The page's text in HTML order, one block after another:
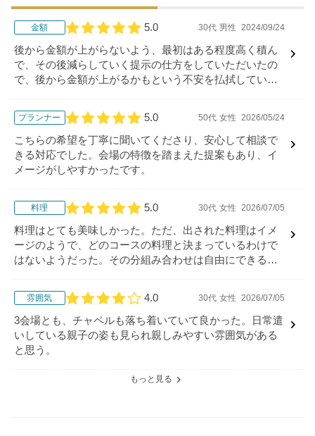
金額
口コミ評価
5.0 30代 男性 2024/09/24
後から金額が上がらないよう、最初はある程度高く積ん
で、その後減らしていく提示の仕方をしていただいたの
で、後から金額が上がるかもという不安を払拭していた
プランナー
口コミ評価
5.0 50代 女性 2026/05/24
こちらの希望を丁寧に聞いてくださり、安心して相談で
きる対応でした。会場の特徴を踏まえた提案もあり、イ
メージがしやすかったです。
料理
口コミ評価
5.0 30代 女性 2026/07/05
料理はとても美味しかった。ただ、出された料理はイメ
ージのようで、どのコースの料理と決まっているわけで
はないようだった。その分組み合わせは自由にできるの
雰囲気
口コミ評価
4.0 30代 女性 2026/07/05
3会場とも、チャペルも落ち着いていて良かった。日常遣
いしている親子の姿も見られ親しみやすい雰囲気がある
と思う。
もっと見る